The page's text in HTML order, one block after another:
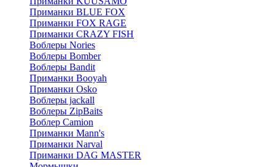
Приманки BLUE FOX
Приманки FOX RAGE
Приманки CRAZY FISH
Воблеры Nories
Воблеры Bomber
Воблеры Bandit
Приманки Booyah
Приманки Osko
Воблеры jackall
Воблеры ZipBaits
Воблер Camion
Приманки Mann's
Приманки Narval
Приманки DAG MASTER